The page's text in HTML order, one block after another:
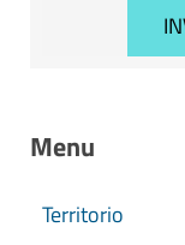
Menu
Territorio